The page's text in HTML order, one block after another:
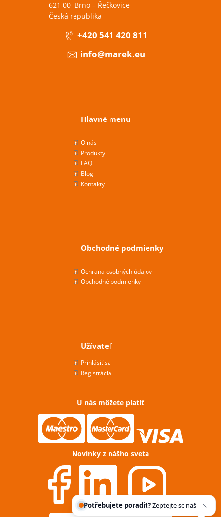
621 00 Brno – Řečkovice
Česká republika
+420 541 420 811
info@marek.eu
Hlavné menu
O nás
Produkty
FAQ
Blog
Kontakty
Obchodné podmienky
Ochrana osobných údajov
Obchodné podmienky
Užívateľ
Prihlásiť sa
Registrácia
U nás môžete platiť
Novinky z nášho sveta
Potřebujete poradit?Zeptejte se našeho
asistenta